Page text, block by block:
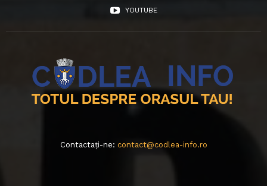
YOUTUBE
Contactați-ne: contact@codlea-info.ro